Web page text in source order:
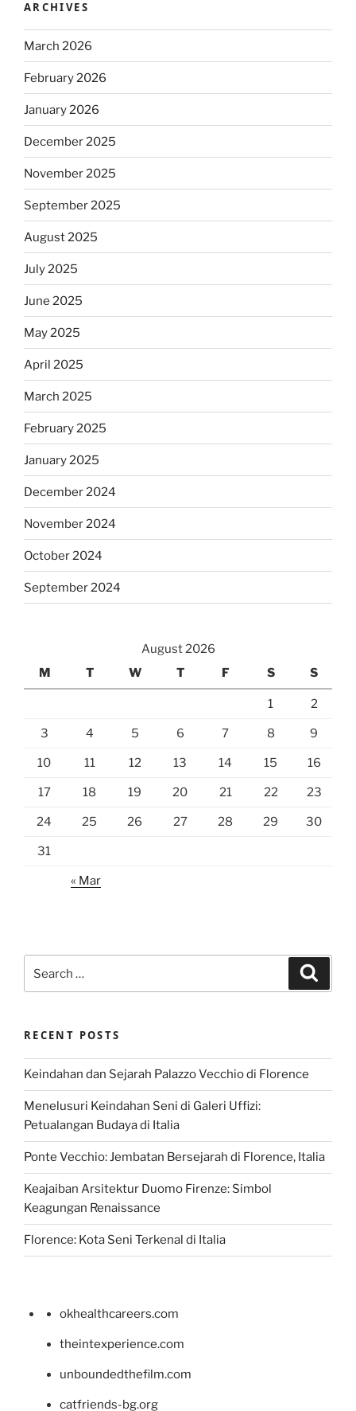
ARCHIVES
March 2026
February 2026
January 2026
December 2025
November 2025
September 2025
August 2025
July 2025
June 2025
May 2025
April 2025
March 2025
February 2025
January 2025
December 2024
November 2024
October 2024
September 2024
August 2026
M
T W T F S S
1 2
3 4 5 6 7 8 9
10 11 12 13 14 15 16
17 18 19 20 21 22 23
24 25 26 27 28 29 30
31
« Mar
for:
RECENT POSTS
Keindahan dan Sejarah Palazzo Vecchio di Florence
Menelusuri Keindahan Seni di Galeri Uffizi:
Petualangan Budaya di Italia
Ponte Vecchio: Jembatan Bersejarah di Florence, Italia
Keajaiban Arsitektur Duomo Firenze: Simbol
Keagungan Renaissance
Florence: Kota Seni Terkenal di Italia
okhealthcareers.com
theintexperience.com
unboundedthefilm.com
catfriends-bg.org